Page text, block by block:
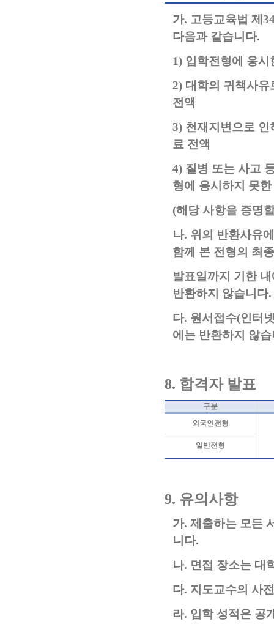
가. 고등교육법 제
다음과 같습니다.
1) 입학전형에 응시
2) 대학의 귀책사
전액
3) 천재지변으로
료 전액
4) 질병 또는 사고
형에 응시하지 못
(해당 사항을 증명
나. 위의 반환사유
함께 본 전형의 최
발표일까지 기한
반환하지 않습니다.
다. 원서접수(인터
에는 반환하지 않
8. 합격자 발표
구분
외국인전형
일반전형
9. 유의사항
가. 제출하는 모든
니다.
나. 면접 장소는 대
다. 지도교수의 사
라. 입학 성적은 공